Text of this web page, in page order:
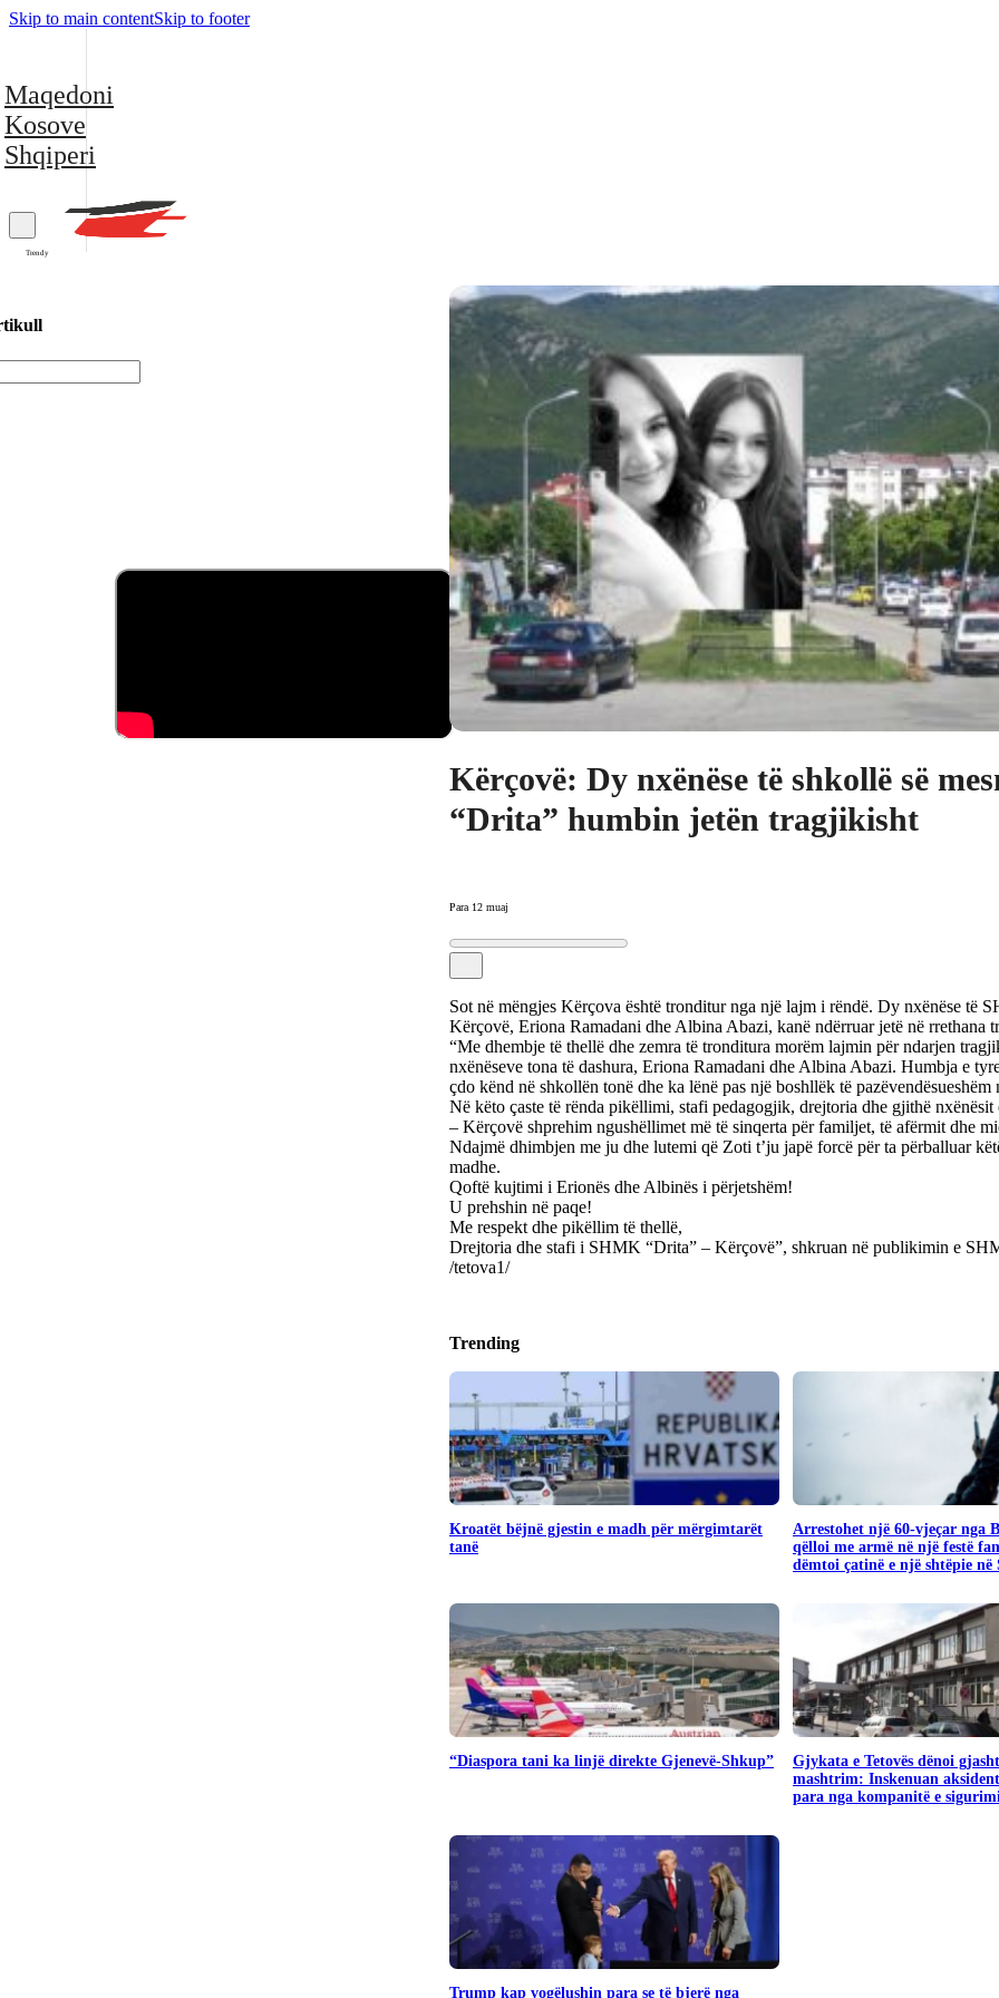
Skip to main contentSkip to footer
Maqedoni
Kosove
Shqiperi
Trendy
Kërçovë: Dy nxënëse të shkollë së
“Drita” humbin jetën tragjikisht
Para 12 muaj
Sot në mëngjes Kërçova është tronditur nga një lajm i rëndë. Dy nxënëse të
Kërçovë, Eriona Ramadani dhe Albina Abazi, kanë ndërruar jetë në rrethana
“Me dhembje të thellë dhe zemra të tronditura morëm lajmin për ndarjen
nxënëseve tona të dashura, Eriona Ramadani dhe Albina Abazi. Humbja e
çdo kënd në shkollën tonë dhe ka lënë pas një boshllëk të pazëvendësueshëm
Në këto çaste të rënda pikëllimi, stafi pedagogjik, drejtoria dhe gjithë
– Kërçovë shprehim ngushëllimet më të sinqerta për familjet, të afërmit dhe
Ndajmë dhimbjen me ju dhe lutemi që Zoti t’ju japë forcë për ta përballuar
madhe.
Qoftë kujtimi i Erionës dhe Albinës i përjetshëm!
U prehshin në paqe!
Me respekt dhe pikëllim të thellë,
Drejtoria dhe stafi i SHMK “Drita” – Kërçovë”, shkruan në publikimin e
/tetova1/
Trending
Kroatët bëjnë gjestin e madh për mërgimtarët
tanë
Arrestohet një 60-vjeçar nga
qëlloi me armë në një festë
dëmtoi çatinë e një shtëpie në
“Diaspora tani ka linjë direkte Gjenevë-Shkup”
Gjykata e Tetovës dënoi
mashtrim: Inskenuan
para nga kompanitë e
Trump kap vogëlushin para se të bjerë nga